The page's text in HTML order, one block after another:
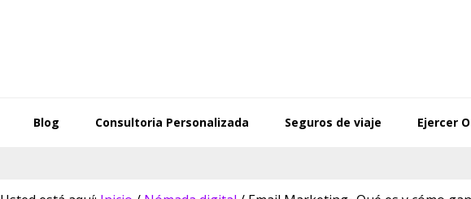
Blog Consultoria Personalizada Seguros de viaje Ejercer